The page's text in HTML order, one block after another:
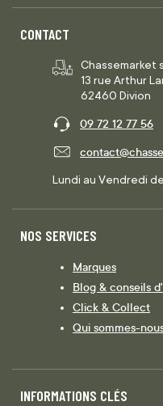
CONTACT
Chassemarket
13 rue Arthur
62460 Divion
09 72 12 77 56
Lundi au Vendredi
NOS SERVICES
Marques
Blog & conseils
Click & Collect
Qui sommes-
INFORMATIONS CLÉS